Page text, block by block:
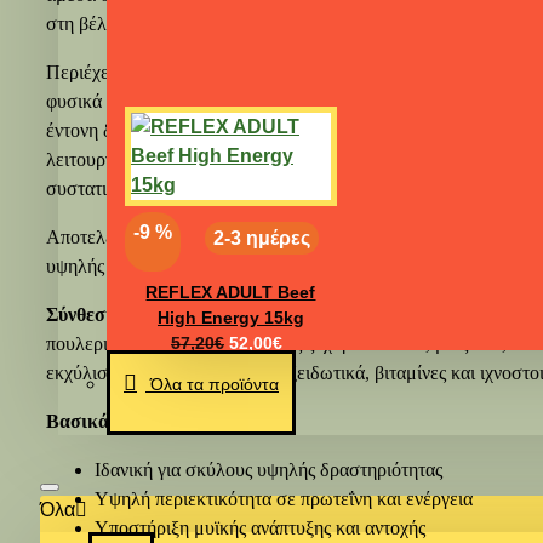
Νεροχελώνες Τροφή
Τροφές ψαριών
Ενυδρεία
Αντιχλώριο
-9 % 2-3 ημέρες
REFLEX ADULT Beef
High Energy 15kg
57,20€ 52,00€
Όλα τα προϊόντα
Όλα
στη βέλτιστη φυσική κατάσταση και στη γρήγορη
Περιέχει Ωμέγα-3 και Ωμέγα-6 λιπαρά οξέα για υγιές δέρμα
φυσικά αντιοξειδωτικά που προστατεύουν τον οργανισμό από
έντονη δραστηριότητα. Τα πρεβιοτικά (MOS) και τα εύπεπτα
λειτουργία του πεπτικού συστήματος και την αποτελεσματική
συστατικών.
Αποτελεί ιδανική επιλογή για κηδεμόνες που επιθυμούν μια
υψηλής ποιότητας διατροφή για σκύλους με αυξημένες
Σύνθεση:
Κρέας πουλερικών (αφυδατωμένο και
πουλερικών, ιχθυάλευρο, πολτός ζαχαρότευτλων, μπιζέλια,
εκχύλισμα yucca, φυσικά αντιοξειδωτικά, βιταμίνες και
Βασικά Οφέλη
Ιδανική για σκύλους υψηλής δραστηριότητας
Υψηλή περιεκτικότητα σε πρωτεΐνη και ενέργεια
Υποστήριξη μυϊκής ανάπτυξης και αντοχής